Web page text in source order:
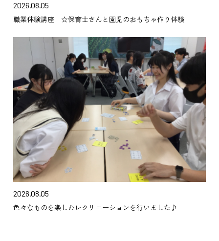
2026.08.05
職業体験講座 ☆保育士さんと園児のおもちゃ作り体験
2026.08.05
色々なものを楽しむレクリエーションを行いました♪